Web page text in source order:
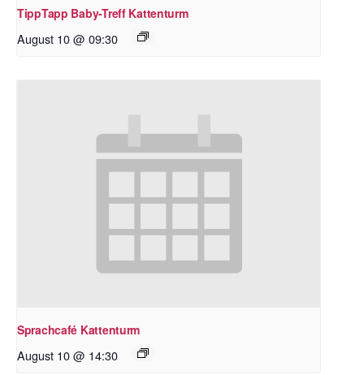
TippTapp Baby-Treff Kattenturm
August 10 @ 09:30
Sprachcafé Kattenturm
August 10 @ 14:30